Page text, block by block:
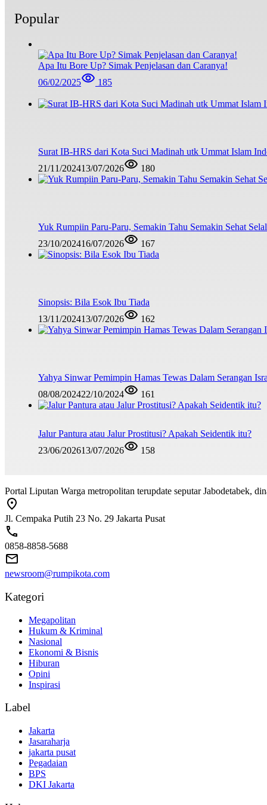
Popular
Apa Itu Bore Up? Simak Penjelasan dan Caranya!
06/02/2025
185
Surat IB-HRS dari Kota Suci Madinah utk Ummat Islam
21/11/202413/07/2026 180
Yuk Rumpiin Paru-Paru, Semakin Tahu Semakin Sehat
23/10/202416/07/2026 167
Sinopsis: Bila Esok Ibu Tiada
13/11/202413/07/2026 162
Yahya Sinwar Pemimpin Hamas Tewas Dalam Serangan
08/08/202422/10/2024 161
Jalur Pantura atau Jalur Prostitusi? Apakah Seidentik itu?
23/06/202613/07/2026 158
Portal Liputan Warga metropolitan terupdate seputar Jabodetabek,
Jl. Cempaka Putih 23 No. 29 Jakarta Pusat
0858-8858-5688
newsroom@rumpikota.com
Kategori
Megapolitan
Hukum & Kriminal
Nasional
Ekonomi & Bisnis
Hiburan
Opini
Inspirasi
Label
Jakarta
Jasaraharja
jakarta pusat
Pegadaian
BPS
DKI Jakarta